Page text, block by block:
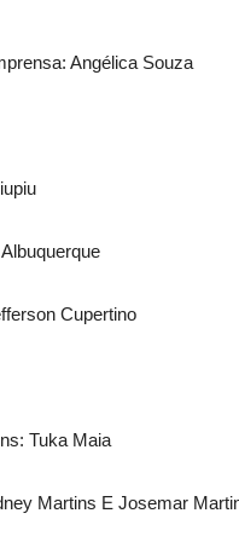
Angélica Souza
Cupertino
Tuka Maia
Martins E Josemar